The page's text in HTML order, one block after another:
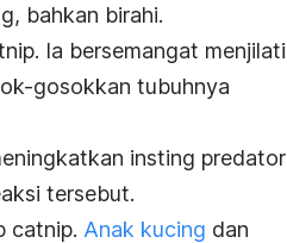
bahkan birahi.
. Ia bersemangat menjilati
gosokkan tubuhnya
insting predator
tersebut.
catnip. Anak kucing dan